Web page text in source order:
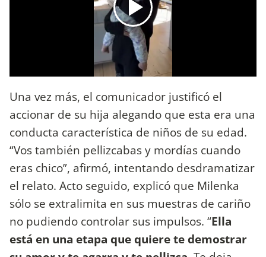
Una vez más, el comunicador justificó el
accionar de su hija alegando que esta era una
conducta característica de niños de su edad.
“Vos también pellizcabas y mordías cuando
eras chico”, afirmó, intentando desdramatizar
el relato. Acto seguido, explicó que Milenka
sólo se extralimita en sus muestras de cariño
no pudiendo controlar sus impulsos. “Ella
está en una etapa que quiere te demostrar